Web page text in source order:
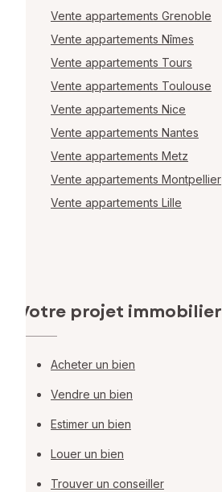
Vente appartements Grenoble
Vente appartements Nîmes
Vente appartements Tours
Vente appartements Toulouse
Vente appartements Nice
Vente appartements Nantes
Vente appartements Metz
Vente appartements Montpellier
Vente appartements Lille
Votre projet immobilier
Acheter un bien
Vendre un bien
Estimer un bien
Louer un bien
Trouver un conseiller